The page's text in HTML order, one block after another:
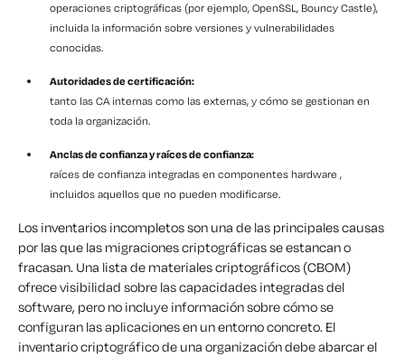
operaciones criptográficas (por ejemplo, OpenSSL, Bouncy Castle),
incluida la información sobre versiones y vulnerabilidades
conocidas.
Autoridades de certificación:
tanto las CA internas como las externas, y cómo se gestionan en
toda la organización.
Anclas de confianza y raíces de confianza:
raíces de confianza integradas en componentes hardware ,
incluidos aquellos que no pueden modificarse.
Los inventarios incompletos son una de las principales causas
por las que las migraciones criptográficas se estancan o
fracasan. Una lista de materiales criptográficos (CBOM)
ofrece visibilidad sobre las capacidades integradas del
software, pero no incluye información sobre cómo se
configuran las aplicaciones en un entorno concreto. El
inventario criptográfico de una organización debe abarcar el